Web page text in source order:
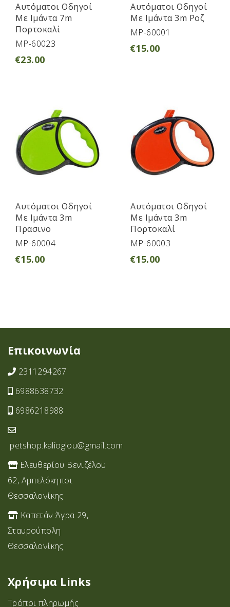
Αυτόματοι Οδηγοί
Με Ιμάντα 7m
Πορτοκαλί
MP-60023
€23.00
Αυτόματοι Οδηγοί
Με Ιμάντα 3m Ροζ
MP-60001
€15.00
Αυτόματοι Οδηγοί
Με Ιμάντα 3m
Πρασινο
MP-60004
€15.00
Αυτόματοι Οδηγοί
Με Ιμάντα 3m
Πορτοκαλί
MP-60003
€15.00
Επικοινωνία
2311294267
6988638732
6986218988
petshop.kalioglou@gmail.com
Ελευθερίου Βενιζέλου
62, Αμπελόκηποι
Θεσσαλονίκης
Καπετάν Άγρα 29,
Σταυρoύπολη
Θεσσαλονίκης
Χρήσιμα Links
Τρόποι πληρωμής